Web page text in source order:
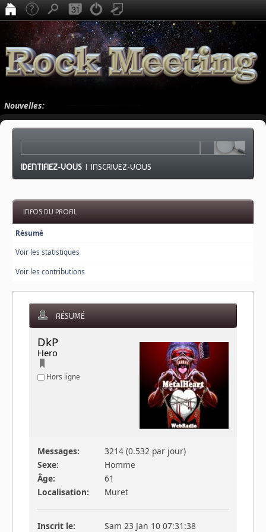
Nouvelles:
IDENTIFIEZ-VOUS |INSCRIVEZ-VOUS
INFOS DU PROFIL
Résumé
Voir les statistiques
Voir les contributions
RÉSUMÉ
DkP
Hero
Hors ligne
Messages:
3214 (0.532 par jour)
Sexe:
Homme
Âge:
61
Localisation:
Muret
Inscrit le: Sam 23 Jan 10 07:31:38